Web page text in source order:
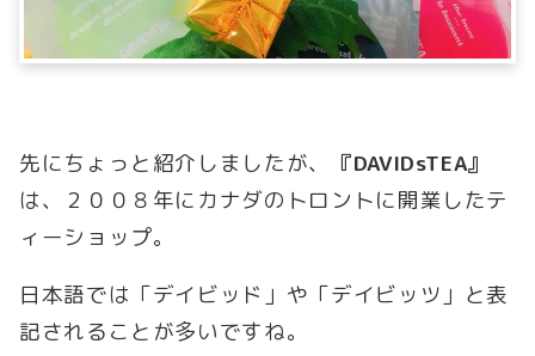
先にちょっと紹介しましたが、
『DAVIDsTEA』
は、２００８年にカナダのトロントに開業したテ
ィーショップ。
日本語では「デイビッド」や「デイビッツ」と表
記されることが多いですね。